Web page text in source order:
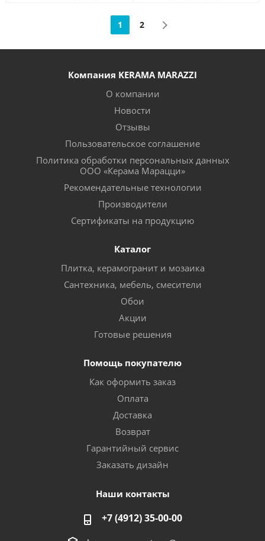
1 2
Компания KERAMA MARAZZI
О компании
Новости
Отзывы
Пользовательское соглашение
Политика обработки персональных данных
ООО «Керама Марацци»
Рекомендательные технологии
Производители
Сертификаты на продукцию
Каталог
Плитка, керамогранит и мозаика
Сантехника, мебель, смесители
Обои
Акции
Готовые решения
Помощь покупателю
Как оформить заказ
Оплата
Доставка
Возврат
Гарантийный сервис
Заказать дизайн
Наши контакты
+7 (4912) 35-00-00